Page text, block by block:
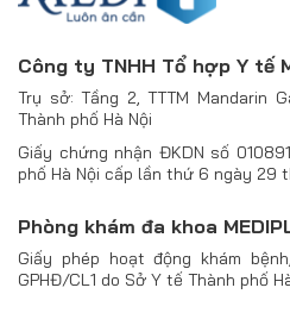
Công ty TNHH Tổ hợp Y tế
Trụ sở: Tầng 2, TTTM Mandarin
Thành phố Hà Nội
Giấy chứng nhận ĐKDN số
phố Hà Nội cấp lần thứ 6 ngày 29
Phòng khám đa khoa
Giấy phép hoạt động khám
GPHĐ/CL1 do Sở Y tế Thành phố